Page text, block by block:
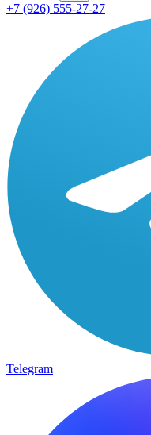
+7 (926) 555-27-27
Telegram